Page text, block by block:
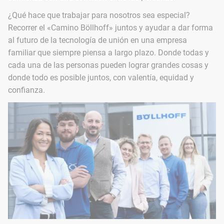
¿Qué hace que trabajar para nosotros sea especial?
Recorrer el «Camino Böllhoff» juntos y ayudar a dar forma
al futuro de la tecnología de unión en una empresa
familiar que siempre piensa a largo plazo. Donde todas y
cada una de las personas pueden lograr grandes cosas y
donde todo es posible juntos, con valentía, equidad y
confianza.